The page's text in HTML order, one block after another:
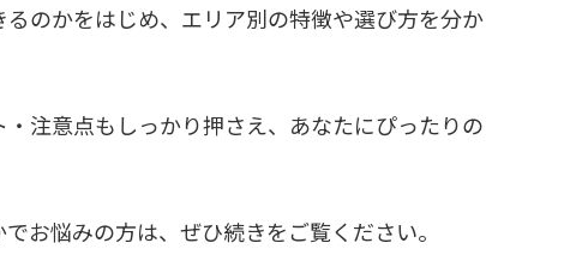
のかをはじめ、エリア別の特徴や選び方を分か
注意点もしっかり押さえ、あなたにぴったりの
お悩みの方は、ぜひ続きをご覧ください。